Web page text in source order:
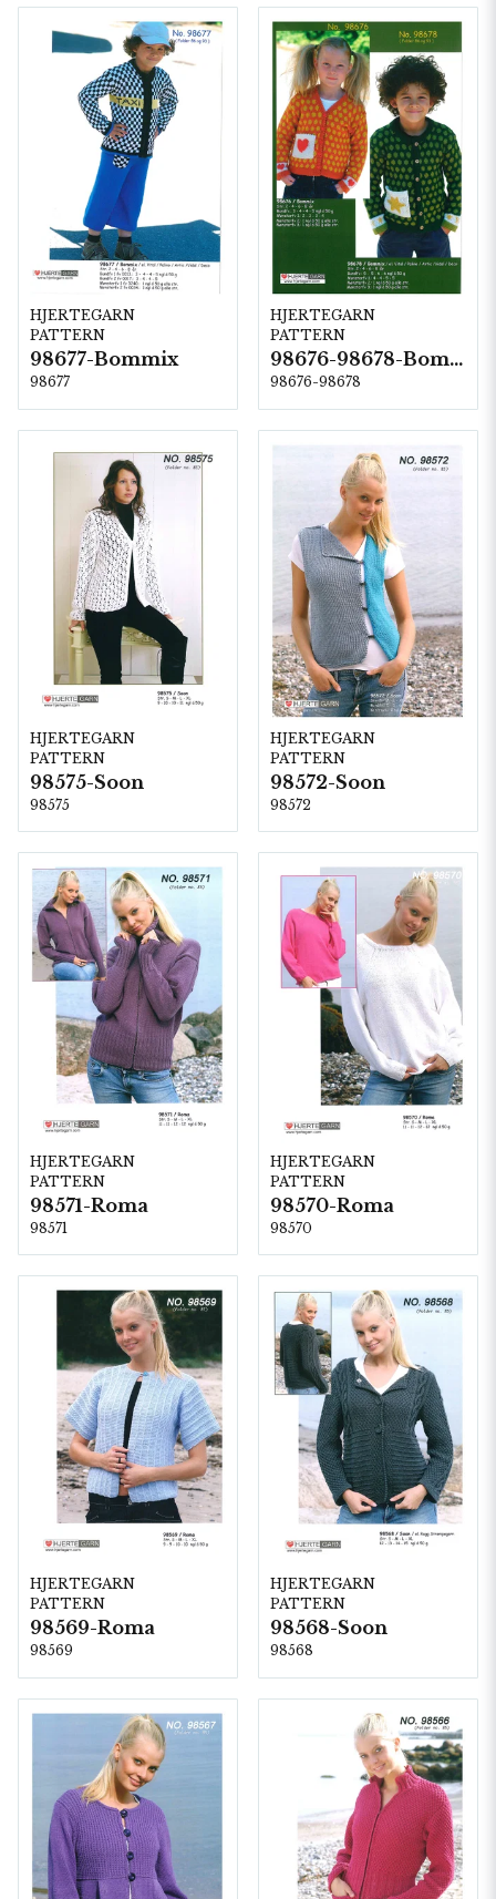
HJERTEGARN
PATTERN
98677-Bommix
98677
HJERTEGARN
PATTERN
98676-98678-Bommix
98676-98678
HJERTEGARN
PATTERN
98575-Soon
98575
HJERTEGARN
PATTERN
98572-Soon
98572
HJERTEGARN
PATTERN
98571-Roma
98571
HJERTEGARN
PATTERN
98570-Roma
98570
HJERTEGARN
PATTERN
98569-Roma
98569
HJERTEGARN
PATTERN
98568-Soon
98568